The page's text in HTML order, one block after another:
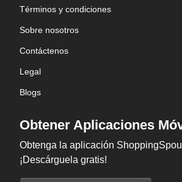
Términos y condiciones
Sobre nosotros
Contáctenos
Legal
Blogs
Obtener Aplicaciones
Obtenga la aplicación
¡Descárguela gratis!